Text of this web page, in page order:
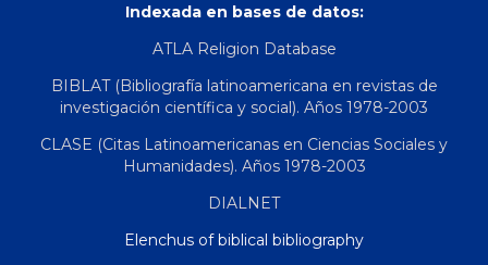
Indexada en bases de datos:
ATLA Religion Database
BIBLAT (Bibliografía latinoamericana en revistas de
investigación científica y social). Años 1978-2003
CLASE (Citas Latinoamericanas en Ciencias Sociales y
Humanidades). Años 1978-2003
DIALNET
Elenchus of biblical bibliography